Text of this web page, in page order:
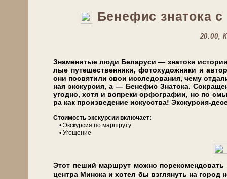
Бенефис знатока
20.00,
Знаменитые лю­ди Бе­ла­ру­си — зна­то­ки
лые пу­те­ше­ствен­ни­ки, фо­то­ху­дож­ни­ки и
они по­свя­ти­ли свои ис­сле­до­ва­ния, че­му
ная экскурсия, а — Бе­не­фис Знатока.
угод­но, хо­тя и во­пре­ки ор­фо­гра­фии, но по
ра как про­из­ве­де­ние ис­кус­ства! Экскурсия-
Сто­и­мость экс­кур­сии вклю­ча­ет:
• Экс­кур­сия по марш­ру­ту
• Угощение
Этот пеший маршрут мож­но порекомендовать
цен­тра Мин­ска и хо­тел бы взгля­нуть на